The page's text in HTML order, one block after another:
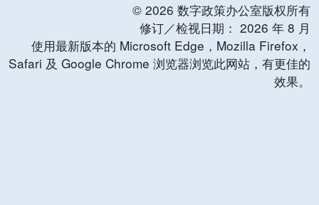
© 2026 数字政策办公室版权所有
修订／检视日期： 2026 年 8 月
使用最新版本的 Microsoft Edge，Mozilla Firefox，
Safari 及 Google Chrome 浏览器浏览此网站，有更佳的
效果。